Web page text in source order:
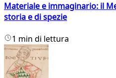
Materiale e immaginario: il
storia e di spezie
1 min di lettura